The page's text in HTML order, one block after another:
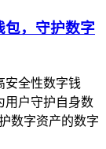
包，守护数字
安全性数字钱
用户守护自身数
数字资产的数字